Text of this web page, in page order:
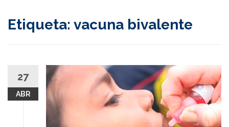
Etiqueta: vacuna bivalente
27
ABR